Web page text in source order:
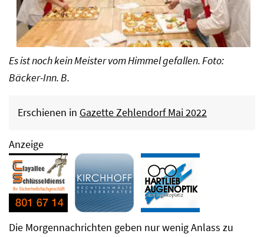
Es ist noch kein Meister vom Himmel gefallen. Foto:
Bäcker-Inn. B.
Erschienen in Gazette Zehlendorf Mai 2022
Anzeige
Die Morgennachrichten geben nur wenig Anlass zu